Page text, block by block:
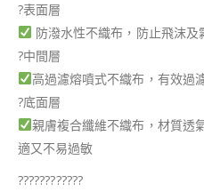
?表面層
防潑水性不織布，防止飛沫及
?中間層
高過濾熔噴式不織布，有效過
?底面層
親膚複合纖維不織布，材質透
適又不易過敏
????????????